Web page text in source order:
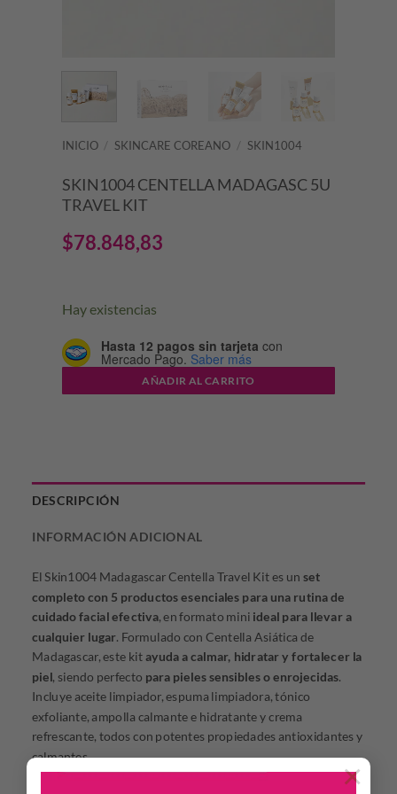
×
INICIO / SKINCARE COREANO / SKIN1004
SKIN1004 CENTELLA MADAGASC 5U
TRAVEL KIT
$78.848,83
Hay existencias
Hasta 12 pagos sin tarjeta con
Mercado Pago. Saber más
AÑADIR AL CARRITO
DESCRIPCIÓN
INFORMACIÓN ADICIONAL
El Skin1004 Madagascar Centella Travel Kit es un set
completo con 5 productos esenciales para una rutina de
cuidado facial efectiva, en formato mini ideal para llevar a
cualquier lugar. Formulado con Centella Asiática de
Madagascar, este kitayuda a calmar, hidratar y fortalecer la
piel, siendo perfecto para pieles sensibles o enrojecidas.
Incluye aceite limpiador, espuma limpiadora, tónico
exfoliante, ampolla calmante e hidratante y crema
refrescante, todos con potentes propiedades antioxidantes y
calmantes.